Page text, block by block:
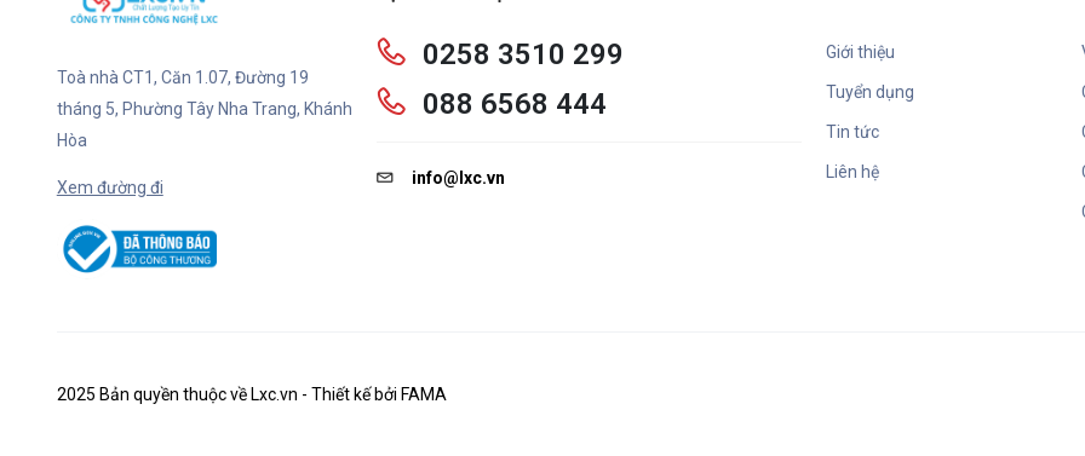
Toà nhà CT1, Căn 1.07, Đường 19
tháng 5, Phường Tây Nha Trang, Khánh
Hòa
Xem đường đi
0258 3510 299
088 6568 444
info@lxc.vn
Giới thiệu
Tuyển dụng
Tin tức
Liên hệ
2025 Bản quyền thuộc về Lxc.vn - Thiết kế bởi FAMA